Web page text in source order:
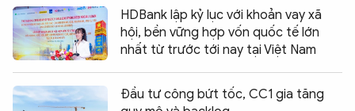
HDBank lập kỷ lục với khoản vay xã
hội, bền vững hợp vốn quốc tế lớn
nhất từ trước tới nay tại Việt Nam
Đầu tư công bứt tốc, CC1 gia tăng